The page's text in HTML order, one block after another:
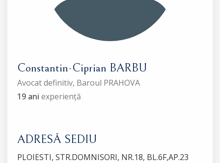
Constantin-Ciprian BARBU
Avocat definitiv, Baroul PRAHOVA
19 ani experiență
ADRESĂ SEDIU
PLOIESTI, STR.DOMNISORI, NR.18, BL.6F,AP.23